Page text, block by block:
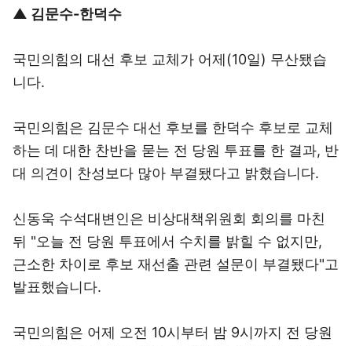
▲ 김문수-한덕수
국민의힘의 대선 후보 교체가 어제(10일) 무산됐습
니다.
국민의힘은 김문수 대선 후보를 한덕수 후보로 교체
하는 데 대한 찬반을 묻는 전 당원 투표를 한 결과, 반
대 의견이 찬성보다 많아 부결됐다고 밝혔습니다.
신동욱 수석대변인은 비상대책위원회 회의를 마친
뒤 "오늘 전 당원 투표에서 수치를 밝힐 수 없지만,
근소한 차이로 후보 재선출 관련 설문이 부결됐다"고
발표했습니다.
국민의힘은 어제 오전 10시부터 밤 9시까지 전 당원